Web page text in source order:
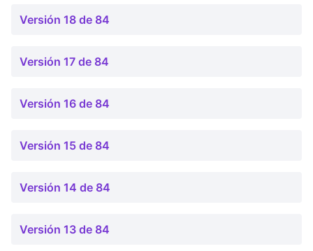
Versión 18 de 84
Versión 17 de 84
Versión 16 de 84
Versión 15 de 84
Versión 14 de 84
Versión 13 de 84